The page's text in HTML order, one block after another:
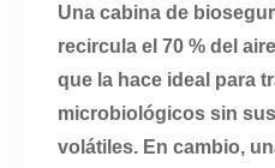
Una cabina de
recircula el 70 % del
que la hace ideal para
microbiológicos sin
volátiles. En cambio,